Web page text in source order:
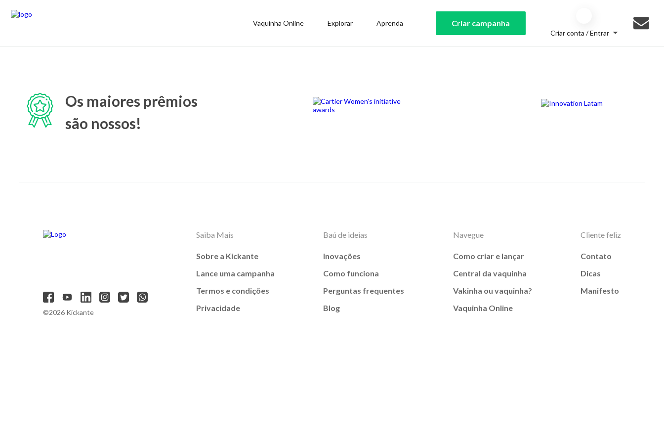
Vaquinha Online Explorar Aprenda Criar campanha
Criar conta / Entrar
Os maiores prêmios
são nossos!
©2026 Kickante
Saiba Mais
Sobre a Kickante
Lance uma campanha
Termos e condições
Privacidade
Baú de ideias
Inovações
Como funciona
Perguntas frequentes
Blog
Navegue
Como criar e lançar
Central da vaquinha
Vakinha ou vaquinha?
Vaquinha Online
Cliente feliz
Contato
Dicas
Manifesto